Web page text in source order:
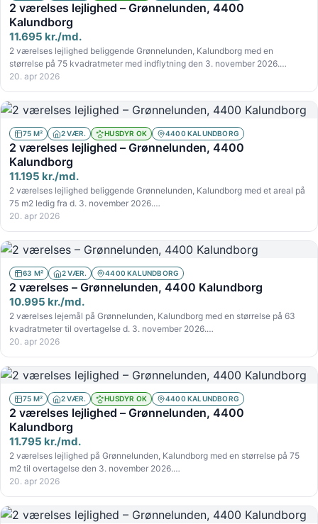
2 værelses lejlighed – Grønnelunden, 4400
Kalundborg
11.695 kr./md.
2 værelses lejlighed beliggende Grønnelunden, Kalundborg med en
størrelse på 75 kvadratmeter med indflytning den 3. november 2026.…
20. apr 2026
75 M² 2 VÆR. HUSDYR OK 4400 KALUNDBORG
2 værelses lejlighed – Grønnelunden, 4400
Kalundborg
11.195 kr./md.
2 værelses lejlighed beliggende Grønnelunden, Kalundborg med et areal på
75 m2 ledig fra d. 3. november 2026.…
20. apr 2026
63 M² 2 VÆR. 4400 KALUNDBORG
2 værelses – Grønnelunden, 4400 Kalundborg
10.995 kr./md.
2 værelses lejemål på Grønnelunden, Kalundborg med en størrelse på 63
kvadratmeter til overtagelse d. 3. november 2026.…
20. apr 2026
75 M² 2 VÆR. HUSDYR OK 4400 KALUNDBORG
2 værelses lejlighed – Grønnelunden, 4400
Kalundborg
11.795 kr./md.
2 værelses lejlighed på Grønnelunden, Kalundborg med en størrelse på 75
m2 til overtagelse den 3. november 2026.…
20. apr 2026